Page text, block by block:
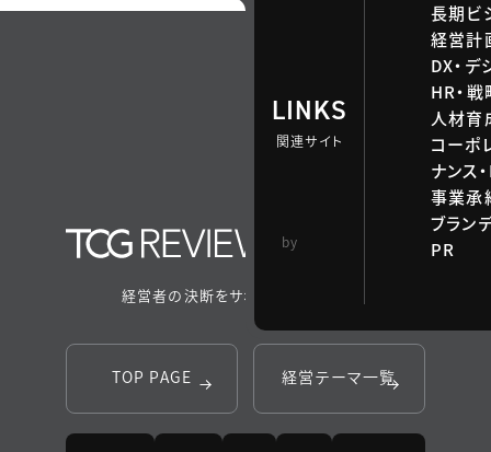
LINKS
関連サイト
長期ビ
経営計
DX・デ
HR・
人材育
コーポ
ナンス
事業承
ブラン
PR
by
経営者の決断をサポートするメディア
TOP PAGE 経営テーマ一覧